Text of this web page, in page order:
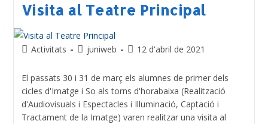
Visita al Teatre Principal
Activitats juniweb 12 d'abril de 2021
El passats 30 i 31 de març els alumnes de primer dels
cicles d'Imatge i So als torns d'horabaixa (Realització
d'Audiovisuals i Espectacles i Il·luminació, Captació i
Tractament de la Imatge) varen realitzar una visita al